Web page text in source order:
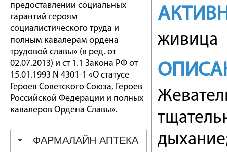
предоставлении социальных
гарантий героям
социалистического труда и
полным кавалерам ордена
трудовой славы» (в ред. от
02.07.2013) и ст 1.1 Закона РФ от
15.01.1993 N 4301-1 «О статусе
Героев Советского Союза, Героев
Российской Федерации и полных
кавалеров Ордена Славы».
ФАРМАЛАЙН АПТЕКА
живица